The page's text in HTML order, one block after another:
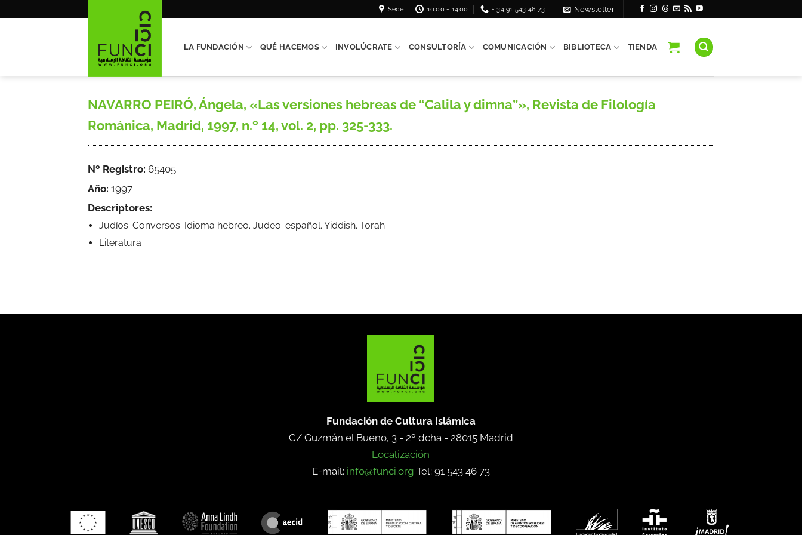
Sede 10:00 - 14:00 + 34 91 543 46 73 Newsletter
LA FUNDACIÓN QUÉ HACEMOS INVOLÚCRATE CONSULTORÍA COMUNICACIÓN BIBLIOTECA TIENDA
NAVARRO PEIRÓ, Ángela, «Las versiones hebreas de “Calila y dimna”», Revista de Filología
Románica, Madrid, 1997, n.º 14, vol. 2, pp. 325-333.
Nº Registro: 65405
Año: 1997
Descriptores:
Judíos. Conversos. Idioma hebreo. Judeo-español. Yiddish. Torah
Literatura
Fundación de Cultura Islámica
C/ Guzmán el Bueno, 3 - 2º dcha - 28015 Madrid
Localización
E-mail: info@funci.org Tel: 91 543 46 73